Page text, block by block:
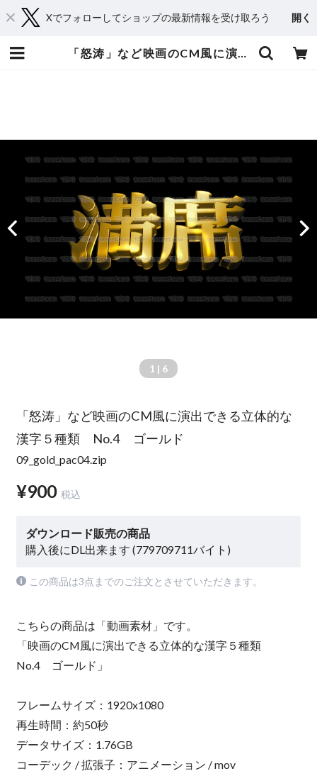
Xでフォローしてショップの最新情報を受け取ろう 開く
「怒涛」など映画のCM風に演出できる立体的な漢字５種類 No.4 ゴールド | てれそ
1 | 6
「怒涛」など映画のCM風に演出できる立体的な
漢字５種類 No.4 ゴールド
09_gold_pac04.zip
¥900 税込
ダウンロード販売の商品
購入後にDL出来ます (779709711バイト)
この商品は3点までのご注文とさせていただきます。
こちらの商品は「動画素材」です。
「映画のCM風に演出できる立体的な漢字５種類
No.4 ゴールド」
フレームサイズ：1920x1080
再生時間：約50秒
データサイズ：1.76GB
コーデック / 拡張子：アニメーション / mov